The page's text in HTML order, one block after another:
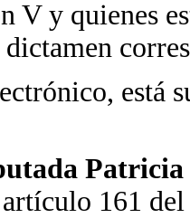
V y quienes
está
161